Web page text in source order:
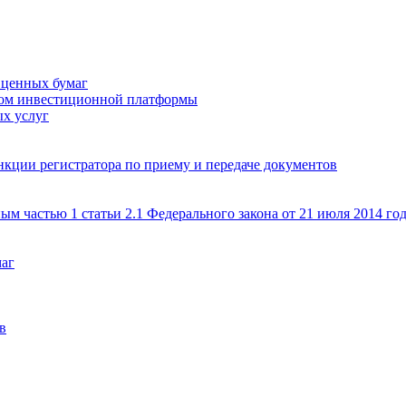
бумаг
инвестиционной платформы
услуг
регистратора по приему и передаче документов
частью 1 статьи 2.1 Федерального закона от 21 июля 2014